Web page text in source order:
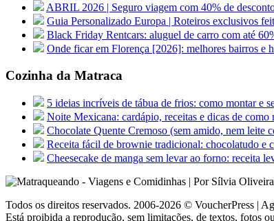
ABRIL 2026 | Seguro viagem com 40% de
Guia Personalizado Europa | Roteiros exclusivos
Black Friday Rentcars: aluguel de carro com até
Onde ficar em Florença [2026]: melhores bairros e
Cozinha da Matraca
5 ideias incríveis de tábua de frios: como montar e
Noite Mexicana: cardápio, receitas e dicas de como
Chocolate Quente Cremoso (sem amido, nem leite
Receita fácil de brownie tradicional: chocolatudo e
Cheesecake de manga sem levar ao forno: receita
Todos os direitos reservados. 2006-2026 © VoucherPress |
Está proibida a reprodução, sem limitações, de textos, fotos